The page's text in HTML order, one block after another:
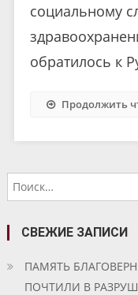
социальному
обратилось к
Продолжить
СВЕЖИЕ ЗАПИСИ
ПАМЯТЬ
ПОЧТИЛИ В